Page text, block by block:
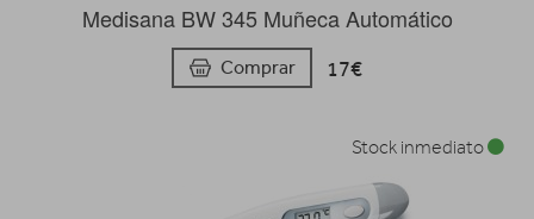
Medisana BW 345 Muñeca Automático
Comprar 17€
Stock inmediato